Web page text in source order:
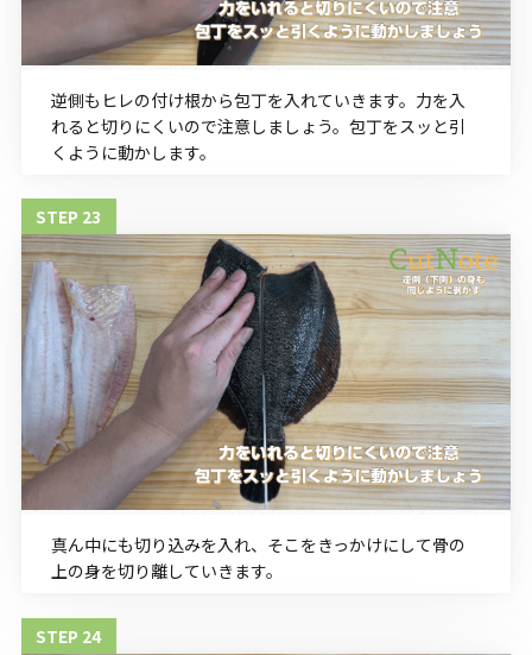
逆側もヒレの付け根から包丁を入れていきます。力を入
れると切りにくいので注意しましょう。包丁をスッと引
くように動かします。
真ん中にも切り込みを入れ、そこをきっかけにして骨の
上の身を切り離していきます。